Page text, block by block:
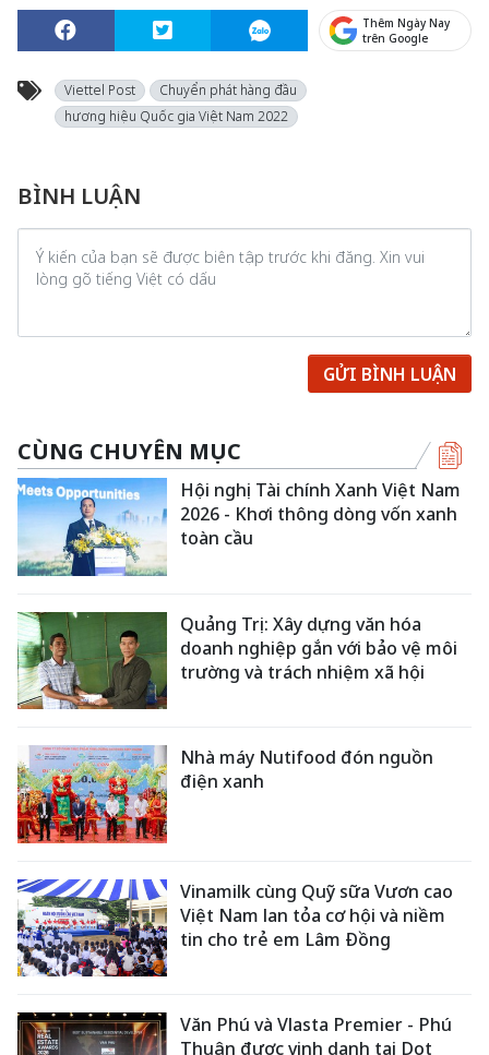
Thêm Ngày Nay
trên Google
Viettel Post
Chuyển phát hàng đầu
hương hiệu Quốc gia Việt Nam 2022
BÌNH LUẬN
GỬI BÌNH LUẬN
CÙNG CHUYÊN MỤC
Hội nghị Tài chính Xanh Việt Nam
2026 - Khơi thông dòng vốn xanh
toàn cầu
Quảng Trị: Xây dựng văn hóa
doanh nghiệp gắn với bảo vệ môi
trường và trách nhiệm xã hội
Nhà máy Nutifood đón nguồn
điện xanh
Vinamilk cùng Quỹ sữa Vươn cao
Việt Nam lan tỏa cơ hội và niềm
tin cho trẻ em Lâm Đồng
Văn Phú và Vlasta Premier - Phú
Thuận được vinh danh tại Dot